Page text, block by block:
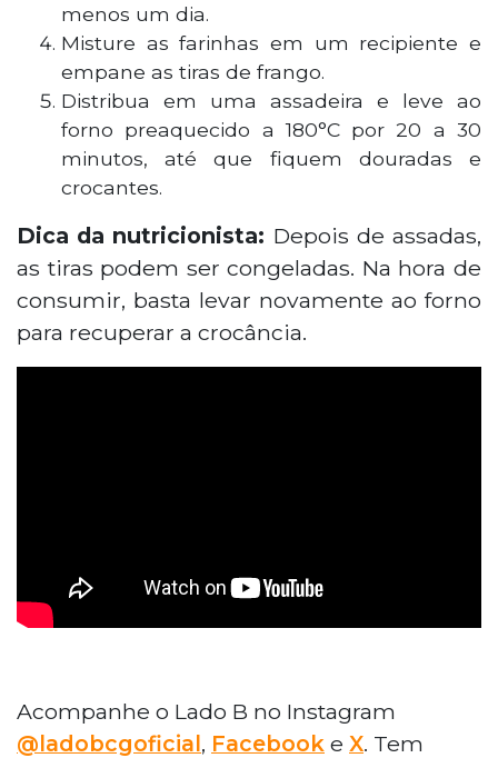
menos um dia.
Misture as farinhas em um recipiente e
empane as tiras de frango.
Distribua em uma assadeira e leve ao
forno preaquecido a 180°C por 20 a 30
minutos, até que fiquem douradas e
crocantes.
Dica da nutricionista: Depois de assadas,
as tiras podem ser congeladas. Na hora de
consumir, basta levar novamente ao forno
para recuperar a crocância.
Acompanhe o Lado B no Instagram
@ladobcgoficial, Facebook e X. Tem